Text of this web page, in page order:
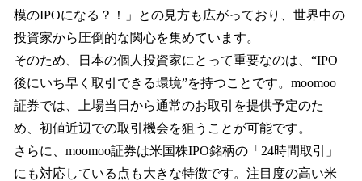
模のIPOになる？！」との見方も広がっており、世界中の
投資家から圧倒的な関心を集めています。
そのため、日本の個人投資家にとって重要なのは、“IPO
後にいち早く取引できる環境”を持つことです。moomoo
証券では、上場当日から通常のお取引を提供予定のた
め、初値近辺での取引機会を狙うことが可能です。
さらに、moomoo証券は米国株IPO銘柄の「24時間取引」
にも対応している点も大きな特徴です。注目度の高い米